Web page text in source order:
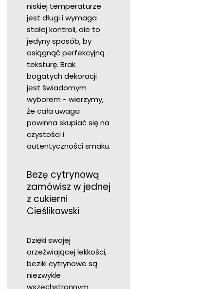
niskiej temperaturze
jest długi i wymaga
stałej kontroli, ale to
jedyny sposób, by
osiągnąć perfekcyjną
teksturę. Brak
bogatych dekoracji
jest świadomym
wyborem - wierzymy,
że cała uwaga
powinna skupiać się na
czystości i
autentyczności smaku.
Bezę cytrynową
zamówisz w jednej
z cukierni
Cieślikowski
Dzięki swojej
orzeźwiającej lekkości,
beziki cytrynowe są
niezwykle
wszechstronnym